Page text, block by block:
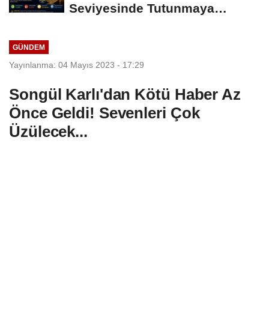
Seviyesinde Tutunmaya
GÜNDEM
Yayınlanma: 04 Mayıs 2023 - 17:29
Songül Karlı'dan Kötü Haber Az
Önce Geldi! Sevenleri Çok
Üzülecek...